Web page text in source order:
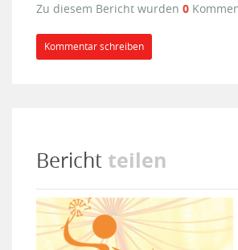
Zu diesem Bericht wurden 0
Kommentar schreiben
Bericht teilen